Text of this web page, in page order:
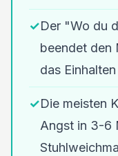
✓Der "Wo du
beendet den
das Einhalten
✓Die meisten
Angst in 3-6